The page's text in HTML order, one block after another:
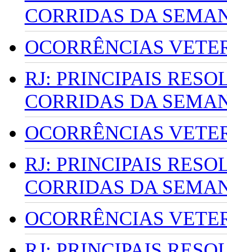
CORRIDAS DA
OCORRÊNCIAS
RJ: PRINCIPAIS
CORRIDAS DA
OCORRÊNCIAS
RJ: PRINCIPAIS
CORRIDAS DA
OCORRÊNCIAS